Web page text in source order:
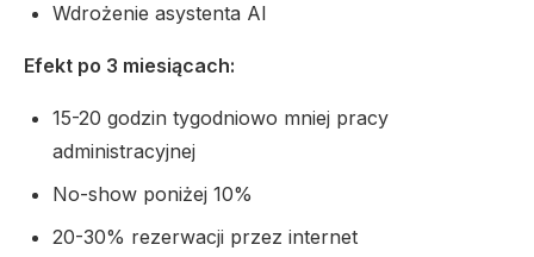
Wdrożenie asystenta AI
Efekt po 3 miesiącach:
15-20 godzin tygodniowo mniej pracy
administracyjnej
No-show poniżej 10%
20-30% rezerwacji przez internet